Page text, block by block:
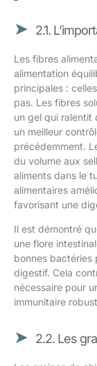
2.1.
Les fibres
alimentation
principales :
pas. Les fibres
un gel qui ralentit
un meilleur
précédemment.
du volume aux
aliments dans le
alimentaires
favorisant une
Il est démontré
une flore
bonnes bactéries
digestif. Cela
nécessaire pour
immunitaire
2.2. Les